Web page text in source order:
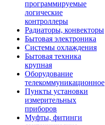
программируемые
логические
контроллеры
Радиаторы, конвекторы
Бытовая электроника
Системы охлаждения
Бытовая техника
крупная
Оборудование
телекоммуникационное
Пункты установки
измерительных
приборов
Муфты, фитинги